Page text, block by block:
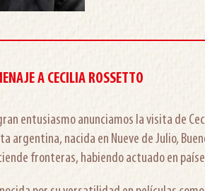
A CECILIA ROSSETTO
entusiasmo anunciamos la visita de
argentina, nacida en Nueve de Julio,
fronteras, habiendo actuado en